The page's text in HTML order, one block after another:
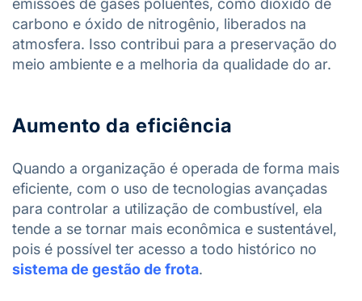
emissões de gases poluentes, como dióxido de
carbono e óxido de nitrogênio, liberados na
atmosfera. Isso contribui para a preservação do
meio ambiente e a melhoria da qualidade do ar.
Aumento da eficiência
Quando a organização é operada de forma mais
eficiente, com o uso de tecnologias avançadas
para controlar a utilização de combustível, ela
tende a se tornar mais econômica e sustentável,
pois é possível ter acesso a todo histórico no
sistema de gestão de frota.